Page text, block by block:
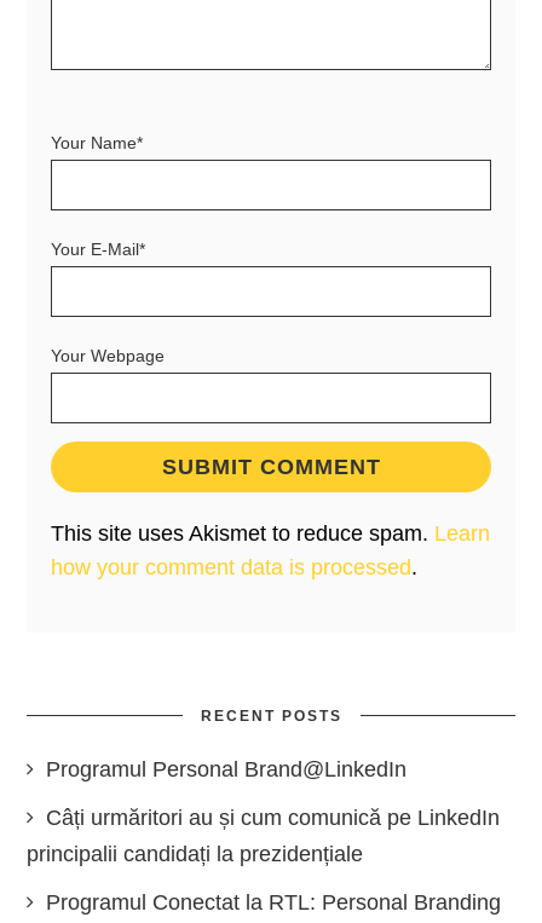
Your Name*
Your E-Mail*
Your Webpage
This site uses Akismet to reduce spam. Learn
how your comment data is processed.
RECENT POSTS
Programul Personal Brand@LinkedIn
Câți urmăritori au și cum comunică pe LinkedIn
principalii candidați la prezidențiale
Programul Conectat la RTL: Personal Branding